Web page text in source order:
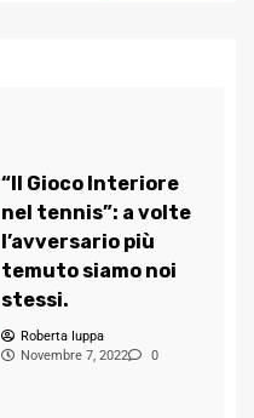
“Il Gioco Interiore
nel tennis”: a volte
l’avversario più
temuto siamo noi
stessi.
Roberta Iuppa
Novembre 7, 2022
0